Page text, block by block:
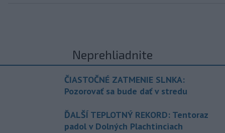
Neprehliadnite
ČIASTOČNÉ ZATMENIE SLNKA:
Pozorovať sa bude dať v stredu
ĎALŠÍ TEPLOTNÝ REKORD: Tentoraz
padol v Dolných Plachtinciach